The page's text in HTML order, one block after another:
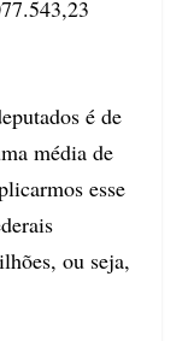
é de
média de
esse
ou seja,